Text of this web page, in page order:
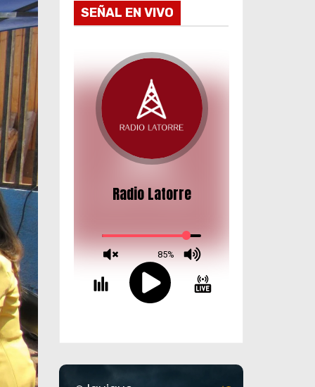
SEÑAL EN VIVO